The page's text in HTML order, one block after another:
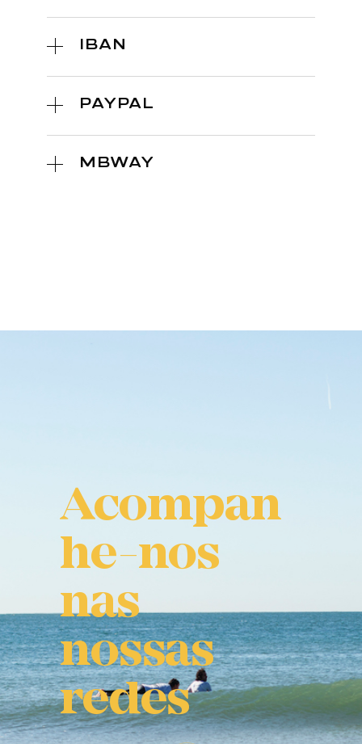
IBAN
PAYPAL
MBWAY
Acompan
he-nos
nas
nossas
redes